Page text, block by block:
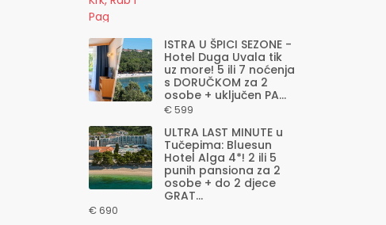
ISTRA U ŠPICI SEZONE -
Hotel Duga Uvala tik
uz more! 5 ili 7 noćenja
s DORUČKOM za 2
osobe + uključen PA...
€ 599
ULTRA LAST MINUTE u
Tučepima: Bluesun
Hotel Alga 4*! 2 ili 5
punih pansiona za 2
osobe + do 2 djece
GRAT...
€ 690